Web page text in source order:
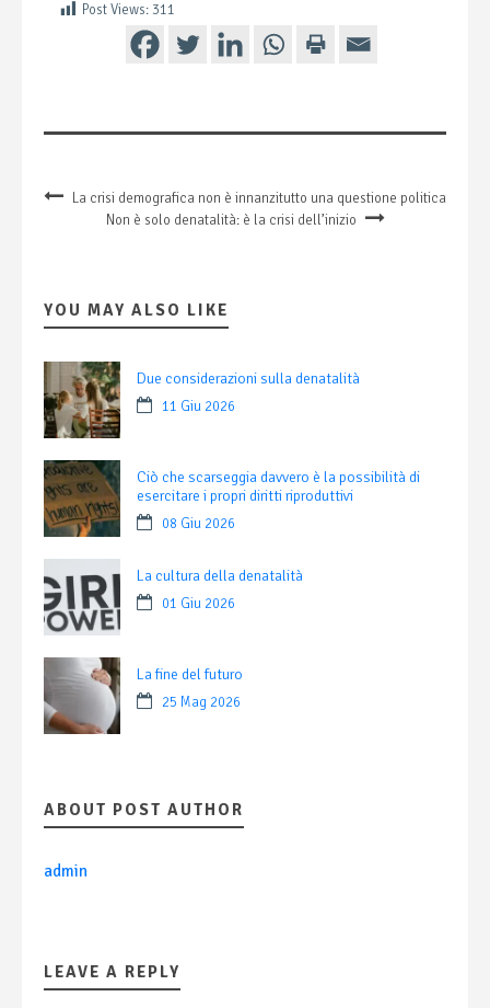
Post Views: 311
La crisi demografica non è innanzitutto una questione politica
Non è solo denatalità: è la crisi dell’inizio
YOU MAY ALSO LIKE
Due considerazioni sulla denatalità
11 Giu 2026
Ciò che scarseggia davvero è la possibilità di
esercitare i propri diritti riproduttivi
08 Giu 2026
La cultura della denatalità
01 Giu 2026
La fine del futuro
25 Mag 2026
ABOUT POST AUTHOR
admin
LEAVE A REPLY